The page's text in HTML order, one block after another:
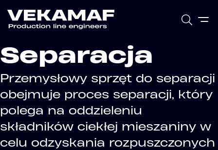
Separacja
Przemysłowy sprzęt do separacji
obejmuje proces separacji, który
polega na oddzieleniu
składników ciekłej mieszaniny w
celu odzyskania rozpuszczonych